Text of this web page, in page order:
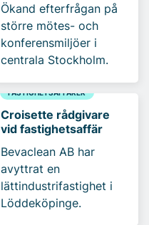
Ökand efterfrågan på
större mötes- och
konferensmiljöer i
centrala Stockholm.
FASTIGHETSAFFÄRER
Croisette rådgivare
vid fastighetsaffär
Bevaclean AB har
avyttrat en
lättindustrifastighet i
Löddeköpinge.